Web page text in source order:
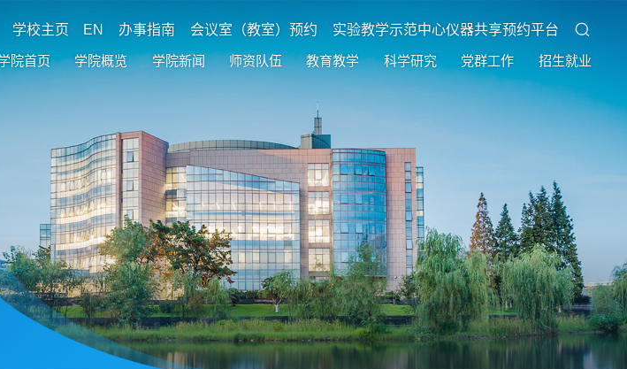
学校主页 EN 办事指南 会议室（教室）预约 实验教学示范中心仪器共享预约平台
院首页 学院概览 学院新闻 师资队伍 教育教学 科学研究 党群工作 招生就业